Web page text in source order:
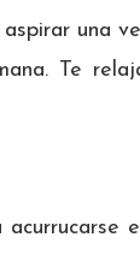
una
Te